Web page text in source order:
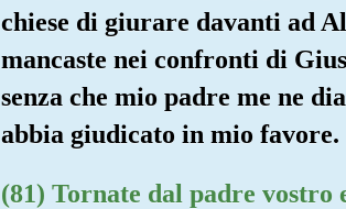
chiese di giurare davanti ad
mancaste nei confronti di
senza che mio padre me ne
abbia giudicato in mio
(81) Tornate dal padre